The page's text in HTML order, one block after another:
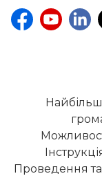
Проведення